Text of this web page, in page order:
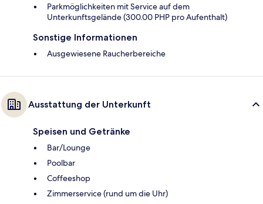
Parkmöglichkeiten mit Service auf dem
Unterkunftsgelände (300.00 PHP pro Aufenthalt)
Sonstige Informationen
Ausgewiesene Raucherbereiche
Ausstattung der Unterkunft
Speisen und Getränke
Bar/Lounge
Poolbar
Coffeeshop
Zimmerservice (rund um die Uhr)